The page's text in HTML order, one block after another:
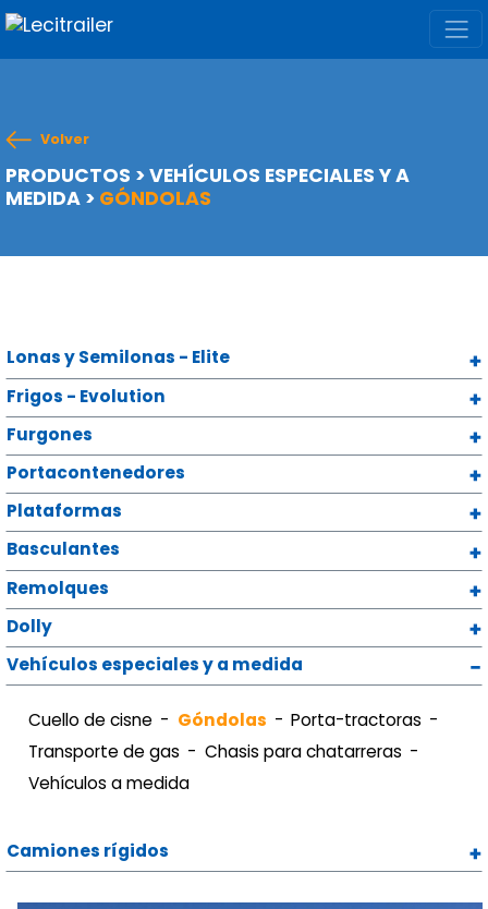
Volver
PRODUCTOS > VEHÍCULOS ESPECIALES Y A
MEDIDA > GÓNDOLAS
Lonas y Semilonas - Elite
Frigos - Evolution
Furgones
Portacontenedores
Plataformas
Basculantes
Remolques
Dolly
Vehículos especiales y a medida
Cuello de cisne Góndolas
Porta-tractoras
Transporte de gas
Chasis para chatarreras
Vehículos a medida
Camiones rígidos